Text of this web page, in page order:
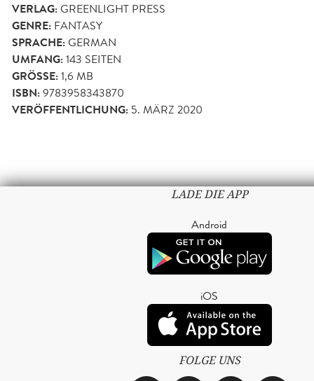
VERLAG:GREENLIGHT PRESS
GENRE: FANTASY
SPRACHE:GERMAN
UMFANG:143 SEITEN
GRÖSSE: 1,6 MB
ISBN:9783958343870
VERÖFFENTLICHUNG: 5. MÄRZ 2020
LADE DIE APP
Android
iOS
FOLGE UNS